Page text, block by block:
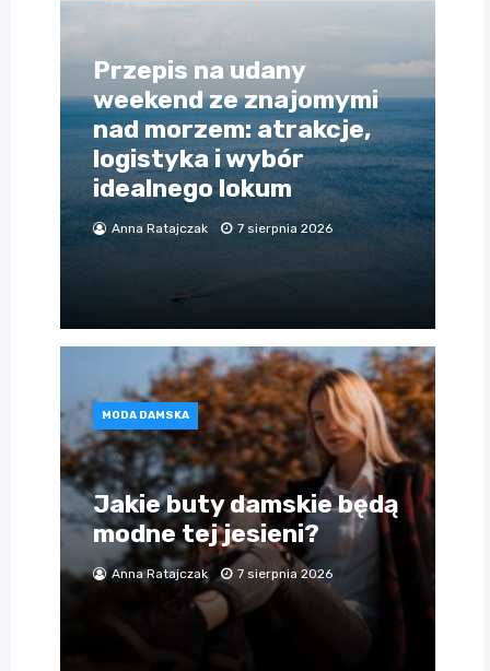
Przepis na udany
weekend ze znajomymi
nad morzem: atrakcje,
logistyka i wybór
idealnego lokum
Anna Ratajczak 7 sierpnia 2026
MODA DAMSKA
Jakie buty damskie będą
modne tej jesieni?
Anna Ratajczak 7 sierpnia 2026